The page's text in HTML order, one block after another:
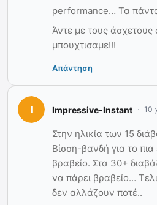
performance… Τα
Άντε με τους άσχετους
μπουχτισαμε!!!
Απάντηση
Impressive-Instant 10
Στην ηλικία των 15
Βίσση-βανδή για το
βραβείο. Στα 30+
να πάρει βραβείο…
δεν αλλάζουν ποτέ..